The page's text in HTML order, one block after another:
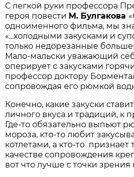
С легкой руки профессора
героя повести М. Булгакова
одноименного фильма, мы
«...холодными закусками и
только недорезанные
Мало-мальски уважающий
оперирует с закусками
профессор доктору
сопровождая его рюмкой
Конечно, какие закуски
личного вкуса и традиций, к
Где-то обязательно выпьют
мороза, кто-то любит
котлетами, а кто-то признает
качестве сопровождения
вот что лучше с точки